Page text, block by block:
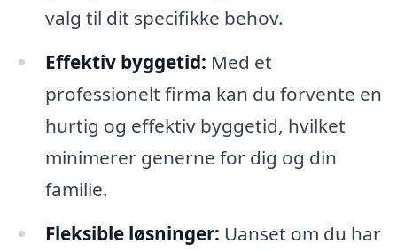
valg til dit specifikke behov.
Effektiv byggetid: Med et
professionelt firma kan du forvente en
hurtig og effektiv byggetid, hvilket
minimerer generne for dig og din
familie.
Fleksible løsninger: Uanset om du har